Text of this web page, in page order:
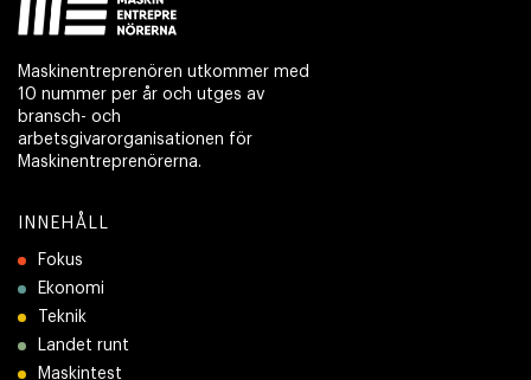
Maskinentreprenören utkommer med
10 nummer per år och utges av
bransch- och
arbetsgivarorganisationen för
Maskinentreprenörerna.
INNEHÅLL
Fokus
Ekonomi
Teknik
Landet runt
Maskintest